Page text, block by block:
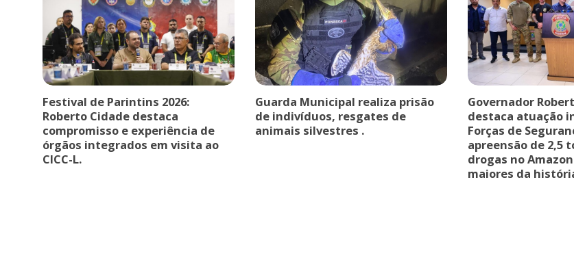
Festival de Parintins 2026:
Roberto Cidade destaca
compromisso e experiência de
órgãos integrados em visita ao
CICC-L.
Guarda Municipal realiza prisão
de indivíduos, resgates de
animais silvestres .
Governador
destaca atuação
Forças de
apreensão de 2,5
drogas no
maiores da